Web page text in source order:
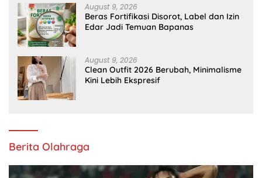
August 9, 2026
Beras Fortifikasi Disorot, Label dan Izin
Edar Jadi Temuan Bapanas
August 9, 2026
Clean Outfit 2026 Berubah, Minimalisme
Kini Lebih Ekspresif
Berita Olahraga